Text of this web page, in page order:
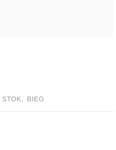
STOK BIEG